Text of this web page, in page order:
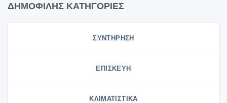
ΔΗΜΟΦΙΛΗΣ ΚΑΤΗΓΟΡΙΕΣ
ΣΥΝΤΗΡΗΣΗ
ΕΠΙΣΚΕΥΗ
ΚΛΙΜΑΤΙΣΤΙΚΑ